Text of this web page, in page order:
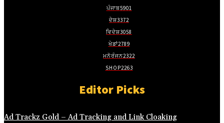
ਪੰਜਾਬ5901
ਦੇਸ਼3372
ਵਿਦੇਸ਼3058
ਖੇਡਾਂ2789
ਮਨੋਰੰਜਨ2322
SHOP2263
Editor Picks
Ad Trackz Gold – Ad Tracking and Link Cloaking